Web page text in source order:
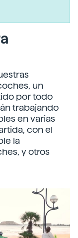
un
por todo
trabajando
en varias
con el
la
y otros